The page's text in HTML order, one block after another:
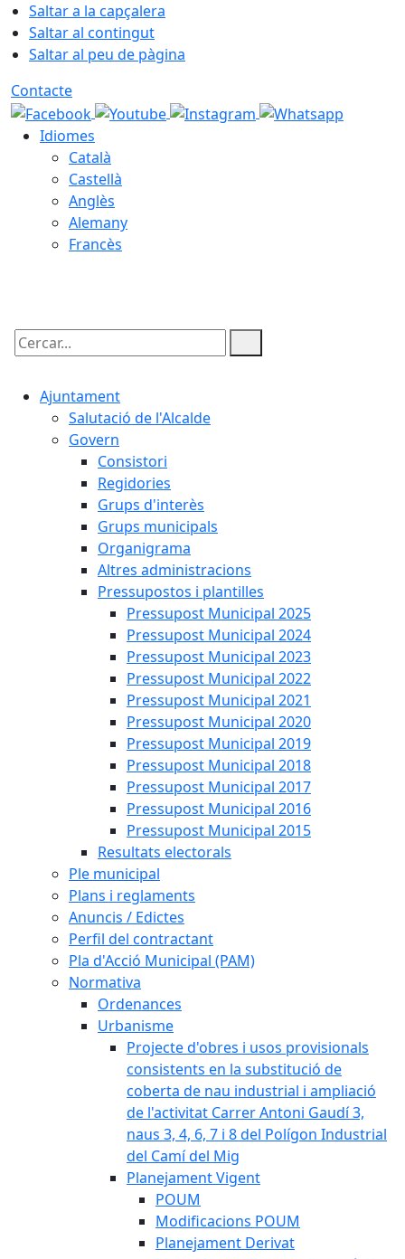
Saltar a la capçalera
Saltar al contingut
Saltar al peu de pàgina
Contacte
Idiomes
Català
Castellà
Anglès
Alemany
Francès
Cercar:
Ajuntament
Salutació de l'Alcalde
Govern
Consistori
Regidories
Grups d'interès
Grups municipals
Organigrama
Altres administracions
Pressupostos i plantilles
Pressupost Municipal 2025
Pressupost Municipal 2024
Pressupost Municipal 2023
Pressupost Municipal 2022
Pressupost Municipal 2021
Pressupost Municipal 2020
Pressupost Municipal 2019
Pressupost Municipal 2018
Pressupost Municipal 2017
Pressupost Municipal 2016
Pressupost Municipal 2015
Resultats electorals
Ple municipal
Plans i reglaments
Anuncis / Edictes
Perfil del contractant
Pla d'Acció Municipal (PAM)
Normativa
Ordenances
Urbanisme
Projecte d'obres i usos provisionals
consistents en la substitució de
coberta de nau industrial i ampliació
de l'activitat Carrer Antoni Gaudí 3,
naus 3, 4, 6, 7 i 8 del Polígon Industrial
del Camí del Mig
Planejament Vigent
POUM
Modificacions POUM
Planejament Derivat